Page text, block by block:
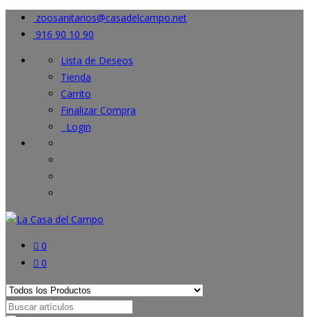
zoosanitarios@casadelcampo.net
916 90 10 90
Lista de Deseos
Tienda
Carrito
Finalizar Compra
Login
0
0
Search